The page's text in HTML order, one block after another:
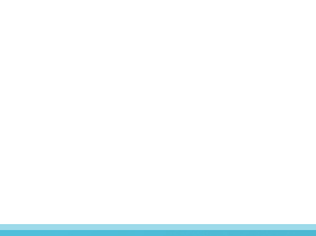
為了在本網站提供
於一般瀏覽時，伺
當客戶在本網站註